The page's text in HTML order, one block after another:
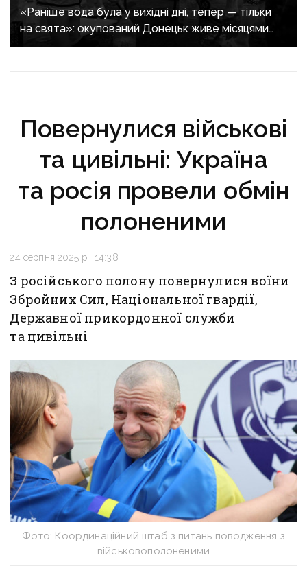
«Раніше вода була у вихідні дні, тепер — тільки
на свята»: окупований Донецьк живе місяцями
без води
Повернулися військові
та цивільні: Україна
та росія провели обмін
полоненими
24 серпня 2025 р., 14:38
З російського полону повернулися воїни
Збройних Сил, Національної гвардії,
Державної прикордонної служби
та цивільні
Фото: Координаційний штаб з питань поводження з
військовополоненими